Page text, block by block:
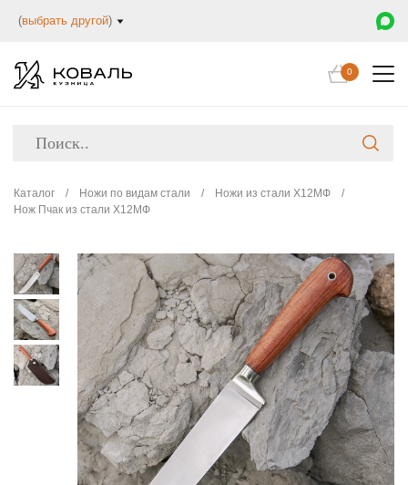
(выбрать другой)
0
Каталог / Ножи по видам стали / Ножи из стали Х12МФ
/
Нож Пчак из стали Х12МФ